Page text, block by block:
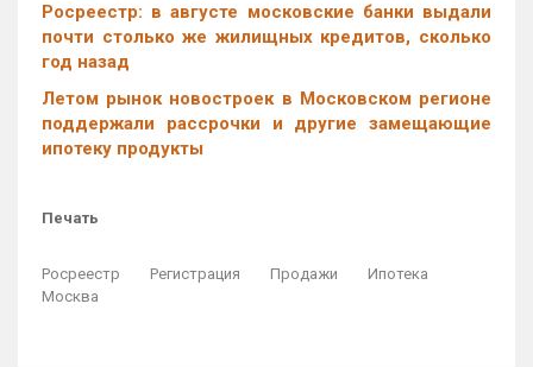
Росреестр: в августе московские банки выдали
почти столько же жилищных кредитов, сколько
год назад
Летом рынок новостроек в Московском регионе
поддержали рассрочки и другие замещающие
ипотеку продукты
Печать
Росреестр Регистрация Продажи
Ипотека
Москва